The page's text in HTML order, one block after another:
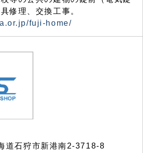
修理、交換工事。
fuji-home/
石狩市新港南2-3718-8